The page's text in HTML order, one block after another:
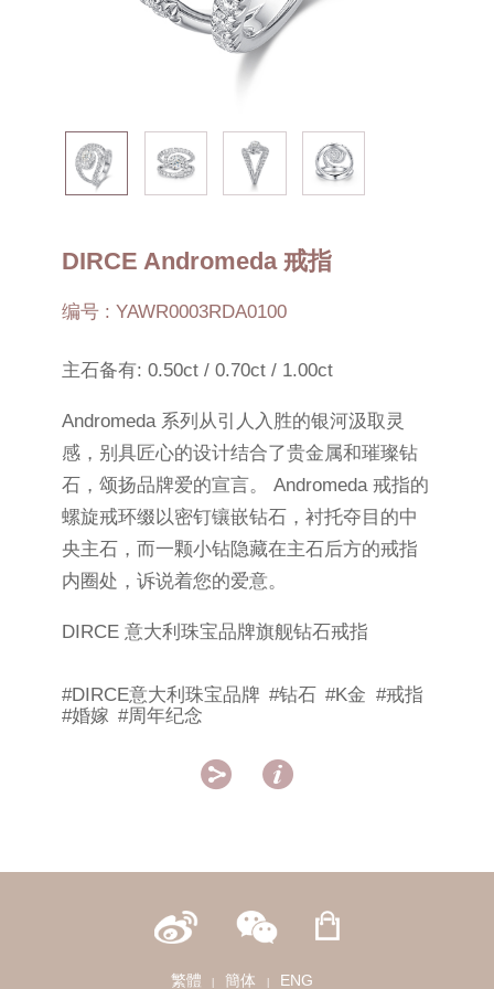
DIRCE Andromeda 戒指
编号 : YAWR0003RDA0100
主石备有: 0.50ct / 0.70ct / 1.00ct
Andromeda 系列从引人入胜的银河汲取灵
感，别具匠心的设计结合了贵金属和璀璨钻
石，颂扬品牌爱的宣言。 Andromeda 戒指的
螺旋戒环缀以密钉镶嵌钻石，衬托夺目的中
央主石，而一颗小钻隐藏在主石后方的戒指
内圈处，诉说着您的爱意。
DIRCE 意大利珠宝品牌旗舰钻石戒指
#DIRCE意大利珠宝品牌 #钻石 #K金 #戒指
#婚嫁 #周年纪念
 
繁體 簡体 ENG